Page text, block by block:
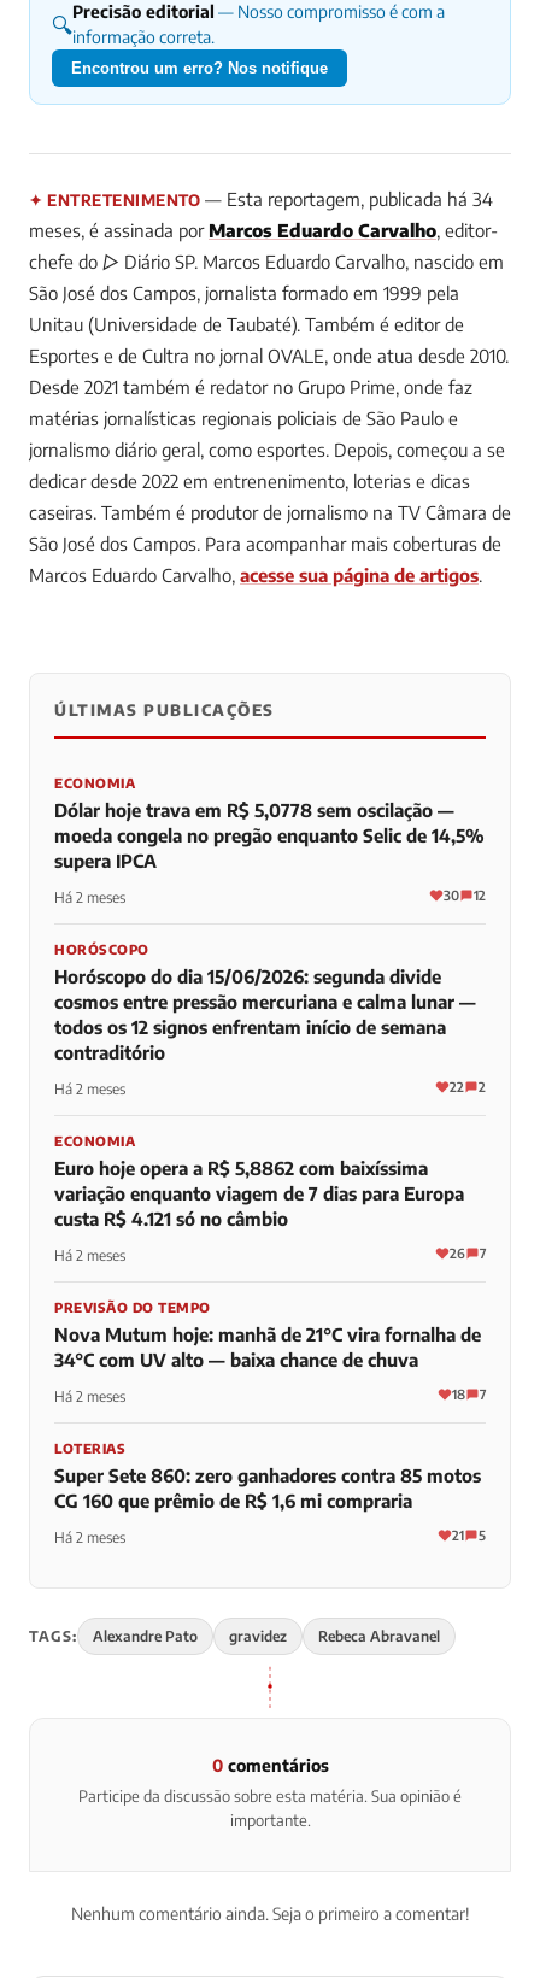
🔍Precisão editorial — Nosso compromisso é com a
informação correta.
Encontrou um erro? Nos notifique
✦ ENTRETENIMENTO — Esta reportagem, publicada há 34
meses, é assinada por Marcos Eduardo Carvalho, editor-
chefe do ▷ Diário SP. Marcos Eduardo Carvalho, nascido em
São José dos Campos, jornalista formado em 1999 pela
Unitau (Universidade de Taubaté). Também é editor de
Esportes e de Cultra no jornal OVALE, onde atua desde 2010.
Desde 2021 também é redator no Grupo Prime, onde faz
matérias jornalísticas regionais policiais de São Paulo e
jornalismo diário geral, como esportes. Depois, começou a se
dedicar desde 2022 em entrenenimento, loterias e dicas
caseiras. Também é produtor de jornalismo na TV Câmara de
São José dos Campos. Para acompanhar mais coberturas de
Marcos Eduardo Carvalho, acesse sua página de artigos.
0 0 0
ÚLTIMAS PUBLICAÇÕES
ECONOMIA
Dólar hoje trava em R$ 5,0778 sem oscilação —
moeda congela no pregão enquanto Selic de 14,5%
supera IPCA
Há 2 meses 30 12
HORÓSCOPO
Horóscopo do dia 15/06/2026: segunda divide
cosmos entre pressão mercuriana e calma lunar —
todos os 12 signos enfrentam início de semana
contraditório
Há 2 meses 22 2
ECONOMIA
Euro hoje opera a R$ 5,8862 com baixíssima
variação enquanto viagem de 7 dias para Europa
custa R$ 4.121 só no câmbio
Há 2 meses 26 7
PREVISÃO DO TEMPO
Nova Mutum hoje: manhã de 21°C vira fornalha de
34°C com UV alto — baixa chance de chuva
Há 2 meses 18 7
LOTERIAS
Super Sete 860: zero ganhadores contra 85 motos
CG 160 que prêmio de R$ 1,6 mi compraria
Há 2 meses 21 5
TAGS: Alexandre Pato gravidez Rebeca Abravanel
0comentários
Participe da discussão sobre esta matéria. Sua opinião é
importante.
Nenhum comentário ainda. Seja o primeiro a comentar!